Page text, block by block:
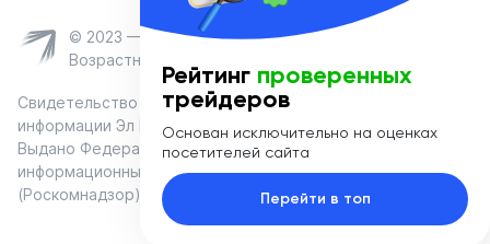
© 2023 — Coinmania
Возрастное ограничение 16+
Свидетельство о регистрации средства массовой
информации Эл № ФС 77-74908 от «25» января 2019 г.
Выдано Федеральной службой по надзору в сфере связи,
информационных технологий и массовых коммуникаций
(Роскомнадзор)
Рейтинг проверенных
трейдеров
Основан исключительно на оценках
посетителей сайта
Перейти в топ